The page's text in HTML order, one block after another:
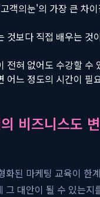
객의눈'의 가장 큰 차
것보다 직접 배우는 것
전혀 없어도 수강할 수
어느 정도의 시간이 필
비즈니스도
화된 마케팅 교육이 한
그 대안이 될 수 있는지